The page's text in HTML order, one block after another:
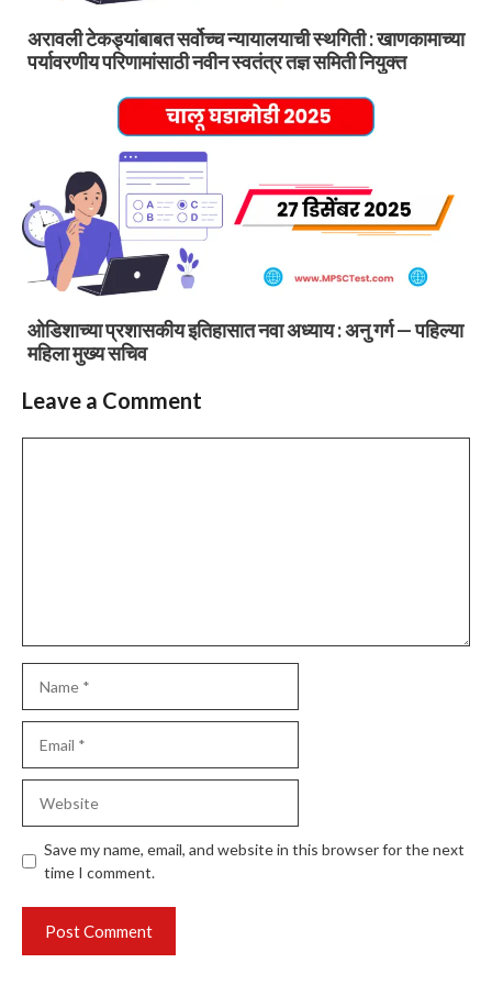
अरावली टेकड्यांबाबत सर्वोच्च न्यायालयाची स्थगिती : खाणकामाच्या
पर्यावरणीय परिणामांसाठी नवीन स्वतंत्र तज्ञ समिती नियुक्त
ओडिशाच्या प्रशासकीय इतिहासात नवा अध्याय : अनु गर्ग — पहिल्या
महिला मुख्य सचिव
Leave a Comment
Save my name, email, and website in this browser for the next
time I comment.